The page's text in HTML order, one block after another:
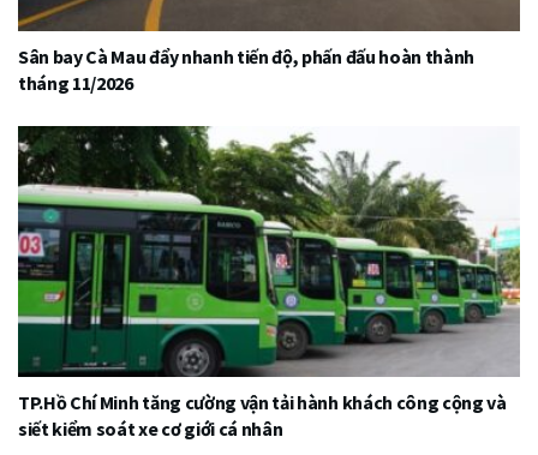
Sân bay Cà Mau đẩy nhanh tiến độ, phấn đấu hoàn thành
tháng 11/2026
TP.Hồ Chí Minh tăng cường vận tải hành khách công cộng và
siết kiểm soát xe cơ giới cá nhân